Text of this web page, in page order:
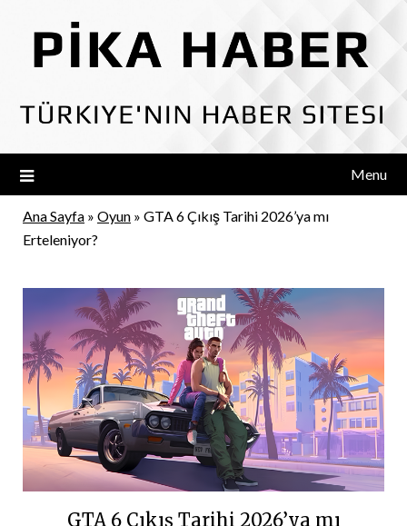
content
Menu
Ana Sayfa » Oyun » GTA 6 Çıkış Tarihi 2026’ya mı
Erteleniyor?
GTA 6 Çıkış Tarihi 2026’ya mı